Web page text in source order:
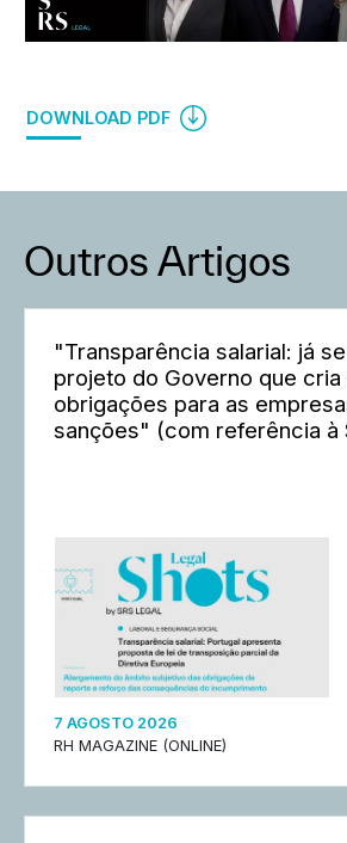
DOWNLOAD PDF
Outros Artigos
"Transparência salarial: já
projeto do Governo que cria
obrigações para as
sanções" (com referência à
7 AGOSTO 2026
RH MAGAZINE (ONLINE)